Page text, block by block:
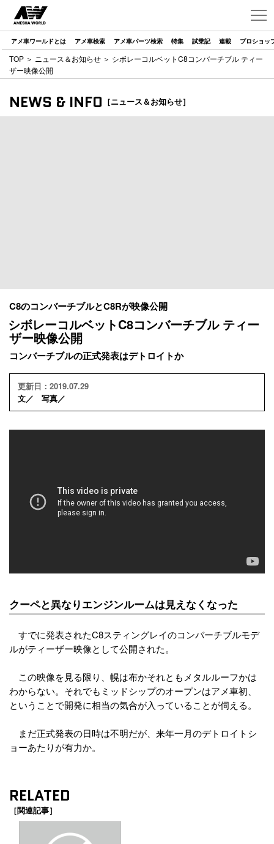
アメ車ワールドとは アメ車検索 アメ車パーツ検索 特集 試乗記 連載 プロショッ
TOP ＞ ニュース＆お知らせ ＞ シボレーコルベットC8コンバーチブル ティー
ザー映像公開
NEWS & INFO ［ニュース＆お知らせ］
C8のコンバーチブルとC8Rが映像公開
シボレーコルベットC8コンバーチブル ティー
ザー映像公開
コンバーチブルの正式発表はデトロイトか
更新日：2019.07.29
文／ 写真／
クーペと異なりエンジンルームは見えなくなった
すでに発表されたC8スティングレイのコンバーチブルモデ
ルがティーザー映像として公開された。
この映像を見る限り、幌は布かそれともメタルルーフかは
わからない。それでもミッドシップのオープンはアメ車初、
ということで開発に相当の気合が入っていることが伺える。
まだ正式発表の日時は不明だが、来年一月のデトロイトシ
ョーあたりが有力か。
RELATED
［関連記事］